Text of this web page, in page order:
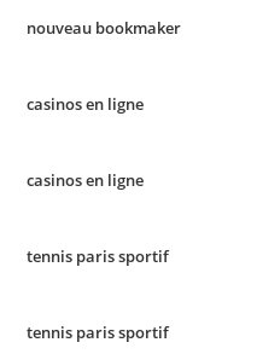
nouveau bookmaker
casinos en ligne
casinos en ligne
tennis paris sportif
tennis paris sportif